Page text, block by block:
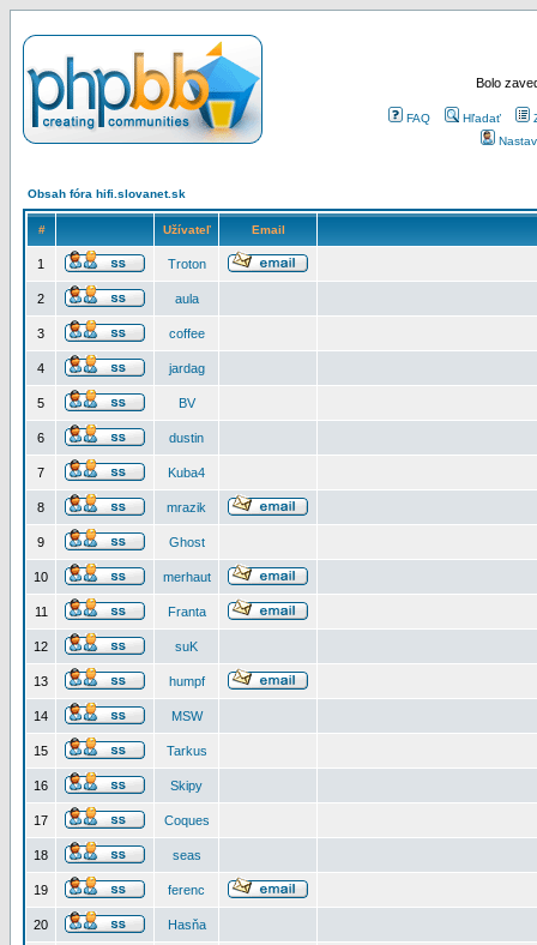
Bolo
FAQ Hľadať
Obsah fóra hifi.slovanet.sk
# Užívateľ Email
1 Troton
2 aula
3 coffee
4 jardag
5 BV
6 dustin
7 Kuba4
8 mrazik
9 Ghost
10 merhaut
11 Franta
12 suK
13 humpf
14 MSW
15 Tarkus
16 Skipy
17 Coques
18 seas
19 ferenc
20 Hasňa